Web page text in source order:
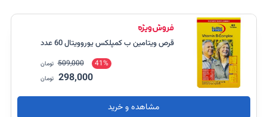
قرص ویتامین ب کمپلکس یوروویتال 60 عدد
41%
509,000 تومان
298,000 تومان
مشاهده و خرید